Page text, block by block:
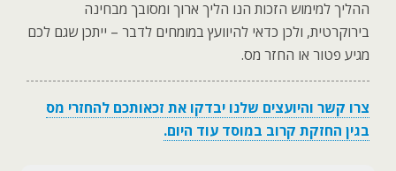
ההליך למימוש הזכות הנו הליך ארוך ומסובך מבחינה
בירוקרטית, ולכן כדאי להיוועץ במומחים לדבר – ייתכן שגם לכם
מגיע פטור או החזר מס.
צרו קשר והיועצים שלנו יבדקו את זכאותכם להחזרי מס
בגין החזקת קרוב במוסד עוד היום.